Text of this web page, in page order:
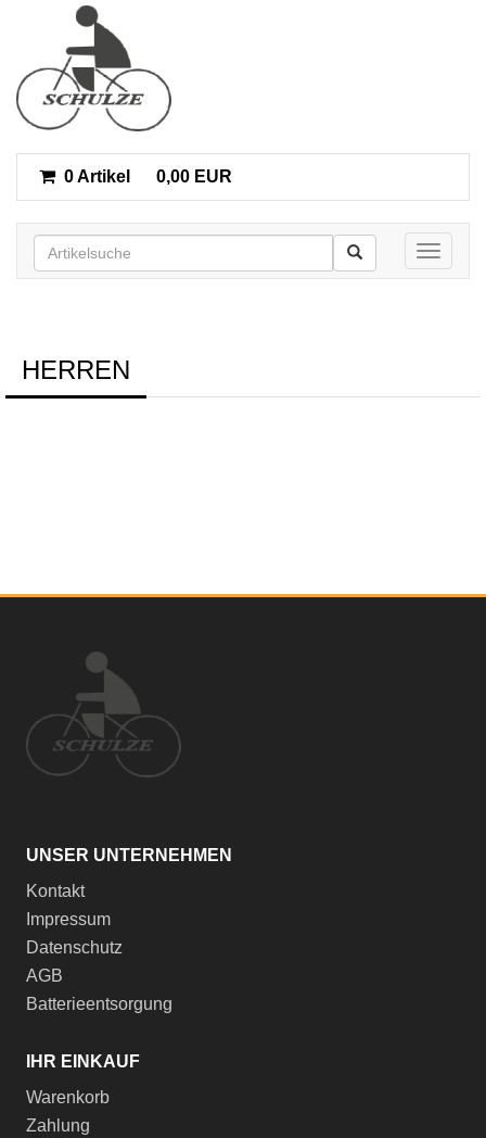
0 Artikel 0,00 EUR
Toggle
HERREN
UNSER UNTERNEHMEN
Kontakt
Impressum
Datenschutz
AGB
Batterieentsorgung
IHR EINKAUF
Warenkorb
Zahlung